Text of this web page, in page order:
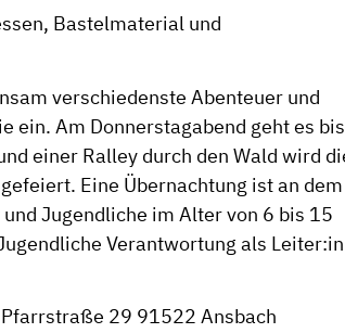
Bastelmaterial und
verschiedenste Abenteuer und
ein. Am Donnerstagabend geht es bis
einer Ralley durch den Wald wird
Eine Übernachtung ist an dem
Jugendliche im Alter von 6 bis 15
Verantwortung als Leiter:in
29 91522 Ansbach